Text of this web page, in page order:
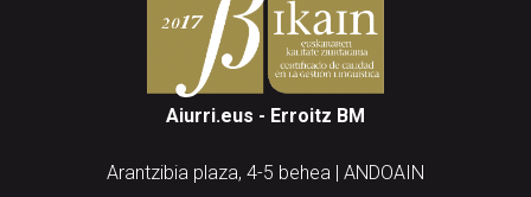
Aiurri.eus - Erroitz BM
Arantzibia plaza, 4-5 behea | ANDOAIN